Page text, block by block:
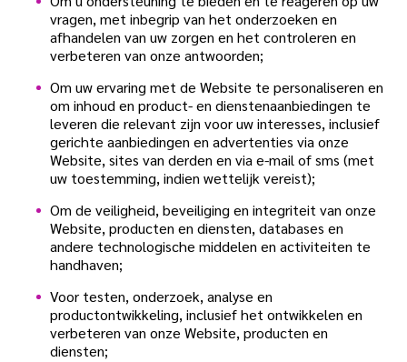
vragen, met inbegrip van het onderzoeken en
afhandelen van uw zorgen en het controleren en
verbeteren van onze antwoorden;
Om uw ervaring met de Website te personaliseren en
om inhoud en product- en dienstenaanbiedingen te
leveren die relevant zijn voor uw interesses, inclusief
gerichte aanbiedingen en advertenties via onze
Website, sites van derden en via e-mail of sms (met
uw toestemming, indien wettelijk vereist);
Om de veiligheid, beveiliging en integriteit van onze
Website, producten en diensten, databases en
andere technologische middelen en activiteiten te
handhaven;
Voor testen, onderzoek, analyse en
productontwikkeling, inclusief het ontwikkelen en
verbeteren van onze Website, producten en
diensten;